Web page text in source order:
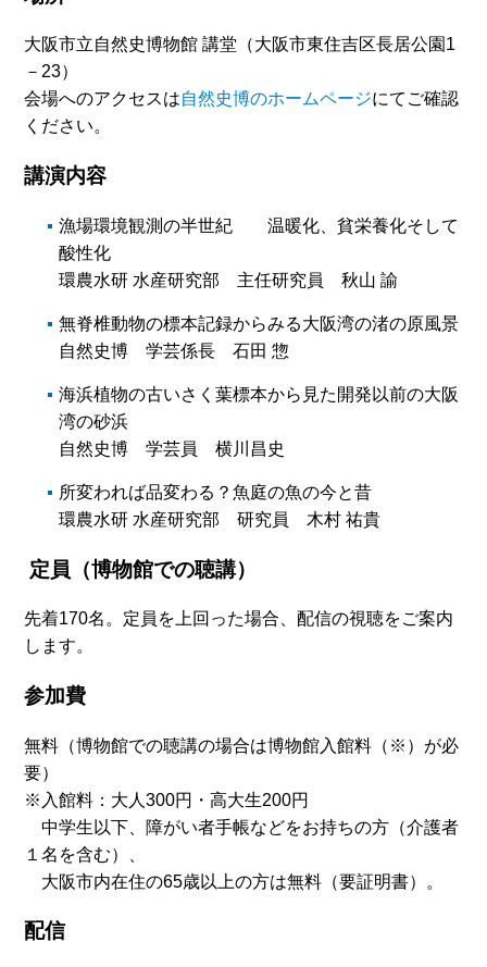
大阪市立自然史博物館 講堂（大阪市東住吉区長居公園1
－23）
会場へのアクセスは自然史博のホームページにてご確認
ください。
講演内容
漁場環境観測の半世紀 温暖化、貧栄養化そして
酸性化
環農水研 水産研究部 主任研究員 秋山 諭
無脊椎動物の標本記録からみる大阪湾の渚の原風景
自然史博 学芸係長 石田 惣
海浜植物の古いさく葉標本から見た開発以前の大阪
湾の砂浜
自然史博 学芸員 横川昌史
所変われば品変わる？魚庭の魚の今と昔
環農水研 水産研究部 研究員 木村 祐貴
定員（博物館での聴講）
先着170名。定員を上回った場合、配信の視聴をご案内
します。
参加費
無料（博物館での聴講の場合は博物館入館料（※）が必
要）
※入館料：大人300円・高大生200円
中学生以下、障がい者手帳などをお持ちの方（介護者
１名を含む）、
大阪市内在住の65歳以上の方は無料（要証明書）。
配信